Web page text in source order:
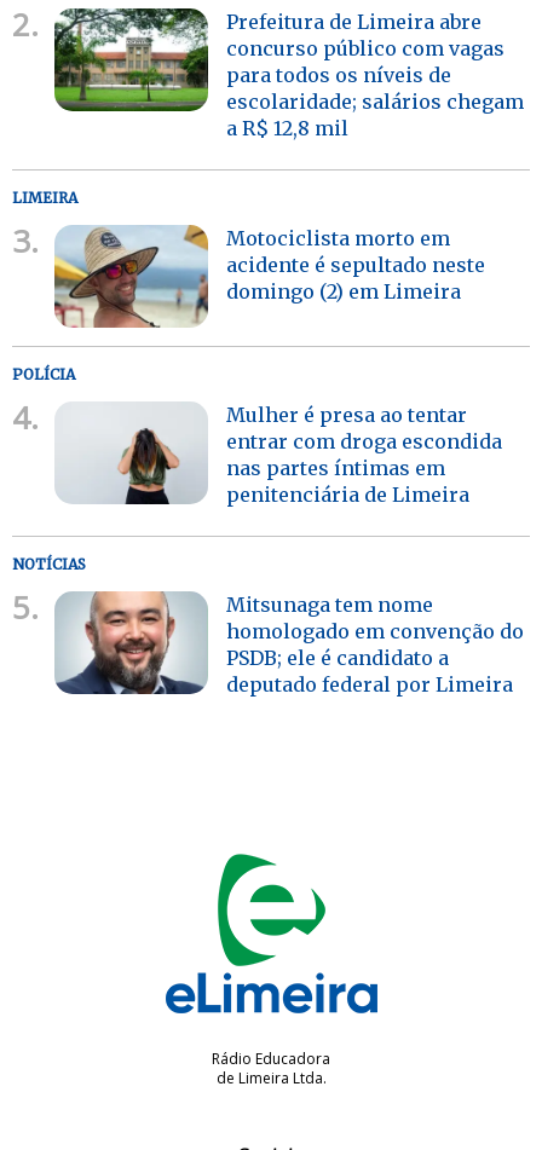
2.
Prefeitura de Limeira abre
concurso público com vagas
para todos os níveis de
escolaridade; salários chegam
a R$ 12,8 mil
LIMEIRA
3.
Motociclista morto em
acidente é sepultado neste
domingo (2) em Limeira
POLÍCIA
4.
Mulher é presa ao tentar
entrar com droga escondida
nas partes íntimas em
penitenciária de Limeira
NOTÍCIAS
5.
Mitsunaga tem nome
homologado em convenção do
PSDB; ele é candidato a
deputado federal por Limeira
Rádio Educadora
de Limeira Ltda.